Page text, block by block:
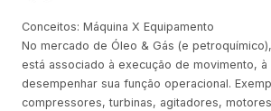
Conceitos: Máquina X Equipamento
No mercado de Óleo & Gás (e
está associado à execução de movimento, à
desempenhar sua função operacional.
compressores, turbinas, agitadores,